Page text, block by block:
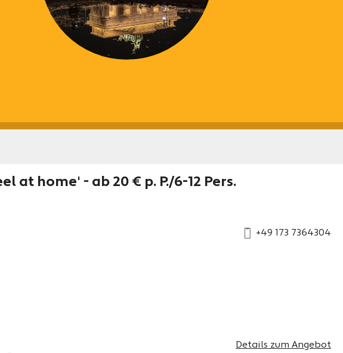
at home' - ab 20 € p. P./6-12 Pers.
+49 173 7364304
Details zum Angebot